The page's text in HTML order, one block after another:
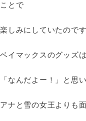
ことで
楽しみにしていたので
ベイマックスのグッズ
「なんだよー！」と思
アナと雪の女王よりも